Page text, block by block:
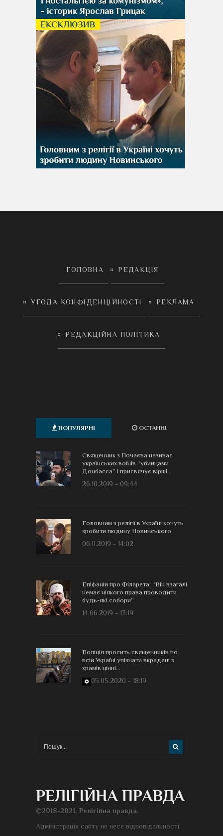
ГОЛОВНА РЕДАКЦІЯ
УГОДА КОНФІДЕНЦІЙНОСТІ РЕКЛАМА
РЕДАКЦІЙНА ПОЛІТИКА
ПОПУЛЯРНІ ОСТАННІ
Священник з Почаєва називає
українських воїнів “убийцами
Донбасса” і присвячує вірші...
26.10.2019 - 09:44
Головним з релігії в Україні хочуть
зробити людину Новинського
06.11.2019 - 14:02
Епіфаній про Філарета: “Він взагалі
немає ніякого права проводити
будь-які собори”
14.06.2019 - 13:19
Поліція просить священників по
всій Україні упізнати вкрадені з
храмів цінні...
05.05.2020 - 18:19
©2018-2021, Релігійна правда.
Адміністрація сайту не несе відповідальності